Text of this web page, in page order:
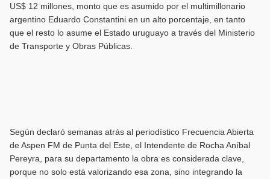
US$ 12 millones, monto que es asumido por el multimillonario
argentino Eduardo Constantini en un alto porcentaje, en tanto
que el resto lo asume el Estado uruguayo a través del Ministerio
de Transporte y Obras Públicas.
Según declaró semanas atrás al periodístico Frecuencia Abierta
de Aspen FM de Punta del Este, el Intendente de Rocha Aníbal
Pereyra, para su departamento la obra es considerada clave,
porque no solo está valorizando esa zona, sino integrando la